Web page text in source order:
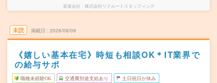
派遣会社 株式会社リクルートスタッフィング
未読 掲載日 2026/08/09
《嬉しい基本在宅》時短も相談OK＊IT業界で
の給与サポ
職種未経験OK 交通費別途支給あり 土日祝日が休み